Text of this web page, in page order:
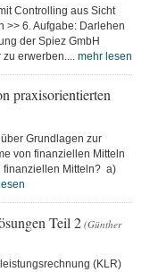
Controlling aus Sicht
>> 6. Aufgabe: Darlehen
der Spiez GmbH
erwerben.... mehr lesen
praxisorientierten
Grundlagen zur
von finanziellen Mitteln
finanziellen Mitteln? a)
Teil 2 (Günther
(KLR)